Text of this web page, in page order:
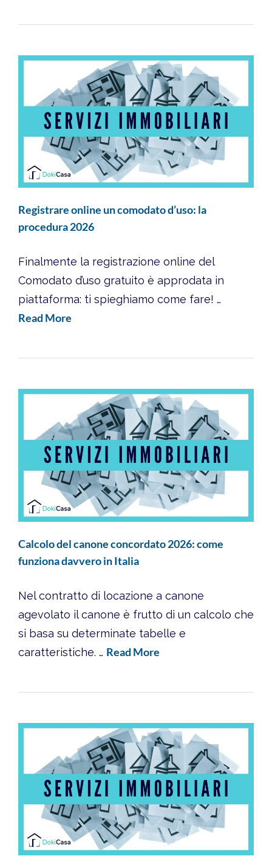
Registrare online un comodato d’uso: la
procedura 2026
Finalmente la registrazione online del
Comodato d’uso gratuito è approdata in
piattaforma: ti spieghiamo come fare! …
Read More
Calcolo del canone concordato 2026: come
funziona davvero in Italia
Nel contratto di locazione a canone
agevolato il canone è frutto di un calcolo che
si basa su determinate tabelle e
caratteristiche. … Read More